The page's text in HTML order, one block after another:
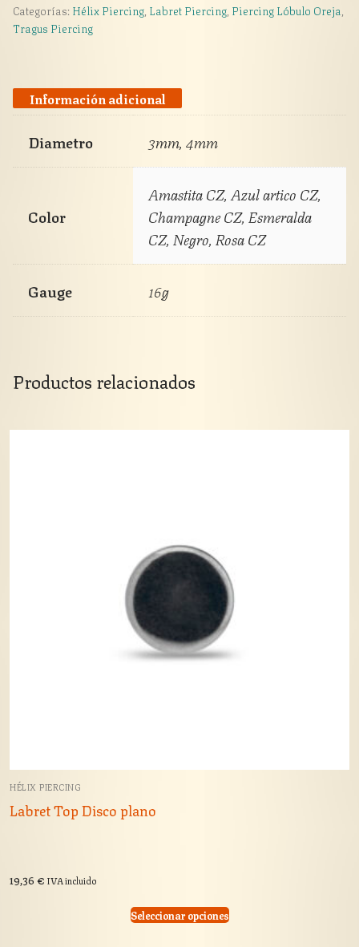
Categorías: Hélix Piercing Labret Piercing Piercing Lóbulo Oreja
Tragus Piercing
Información adicional
Diametro 3mm, 4mm
Color
Amastita CZ, Azul artico CZ,
Champagne CZ, Esmeralda
CZ, Negro, Rosa CZ
Gauge 16g
Productos relacionados
HÉLIX PIERCING
Labret Top Disco plano
19,36€ IVA incluido
Seleccionar opciones